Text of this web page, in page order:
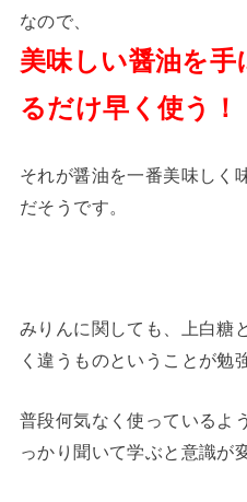
なので、
美味しい醤油を
るだけ早く使う！
それが醤油を一番美味しく
だそうです。
みりんに関しても、上白糖
く違うものということが勉
普段何気なく使っているよ
っかり聞いて学ぶと意識が